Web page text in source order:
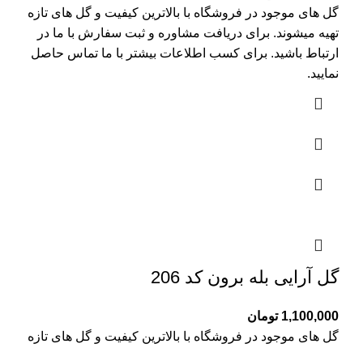
گل های موجود در فروشگاه با بالاترین کیفیت و گل های تازه
تهیه میشوند. برای دریافت مشاوره و ثبت سفارش با ما در
ارتباط باشید. برای کسب اطلاعات بیشتر با ما تماس حاصل
نمایید.
گل آرایی بله برون کد 206
1,100,000 تومان
گل های موجود در فروشگاه با بالاترین کیفیت و گل های تازه